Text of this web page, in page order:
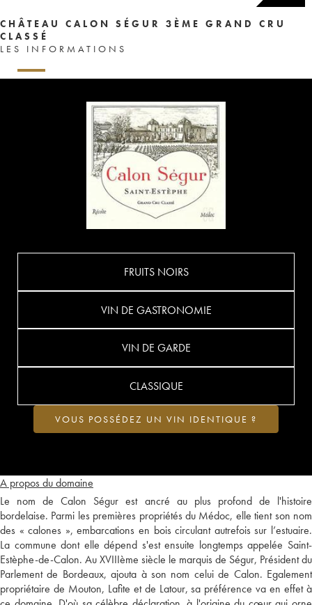
CHÂTEAU CALON SÉGUR 3ÈME GRAND CRU
CLASSÉ
LES INFORMATIONS
A propos du domaine
Le nom de Calon Ségur est ancré au plus profond de l'histoire
bordelaise. Parmi les premières propriétés du Médoc, elle tient son nom
des « calones », embarcations en bois circulant autrefois sur l’estuaire.
La commune dont elle dépend s'est ensuite longtemps appelée Saint-
Estèphe-de-Calon. Au XVIIIème siècle le marquis de Ségur, Président du
Parlement de Bordeaux, ajouta à son nom celui de Calon. Egalement
propriétaire de Mouton, Lafite et de Latour, sa préférence va en effet à
FRUITS NOIRS
VIN DE GASTRONOMIE
VIN DE GARDE
CLASSIQUE
VOUS POSSÉDEZ UN VIN IDENTIQUE ?